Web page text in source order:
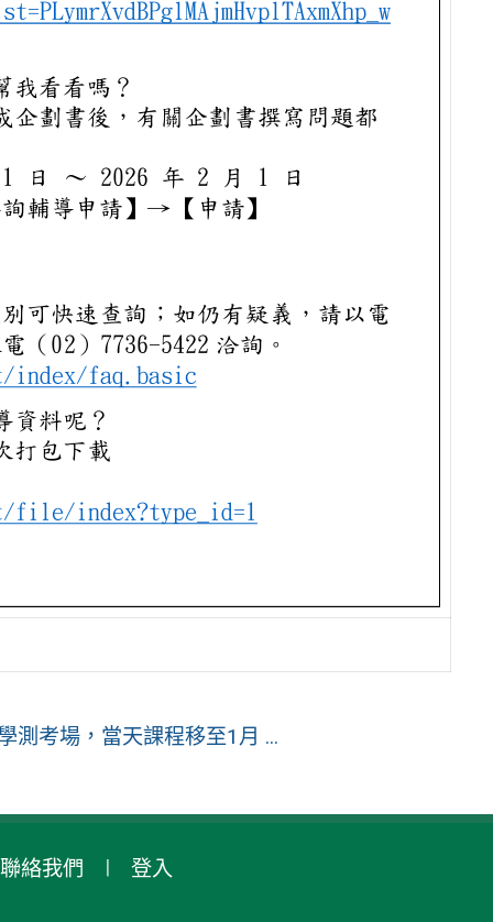
測考場，當天課程移至1月 ...
聯絡我們 登入